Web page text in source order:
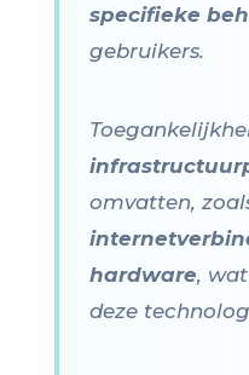
specifieke
gebruikers.
omvatten,
hardware,
deze